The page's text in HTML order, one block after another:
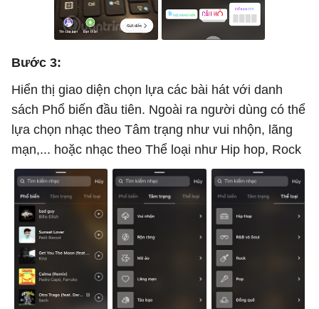
Bước 3:
Hiển thị giao diện chọn lựa các bài hát với danh
sách Phổ biến đầu tiên. Ngoài ra người dùng có thể
lựa chọn nhạc theo Tâm trạng như vui nhộn, lãng
mạn,... hoặc nhạc theo Thể loại như Hip hop, Rock